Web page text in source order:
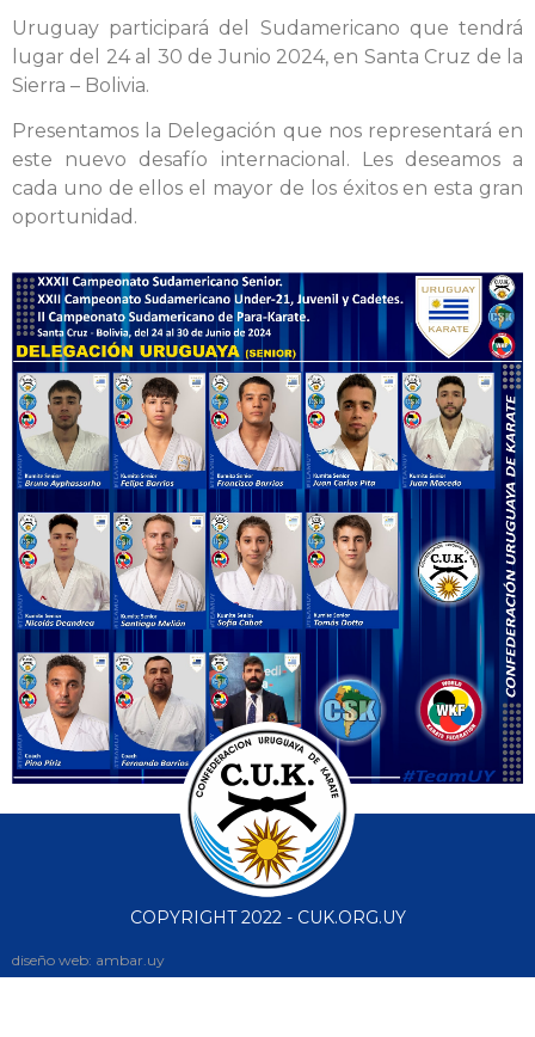
Uruguay participará del Sudamericano que tendrá
lugar del 24 al 30 de Junio 2024, en Santa Cruz de la
Sierra – Bolivia.
Presentamos la Delegación que nos representará en
este nuevo desafío internacional. Les deseamos a
cada uno de ellos el mayor de los éxitos en esta gran
oportunidad.
COPYRIGHT 2022 - CUK.ORG.UY
diseño web: ambar.uy